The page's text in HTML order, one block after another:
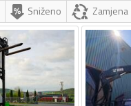
Sniženo Zamjena